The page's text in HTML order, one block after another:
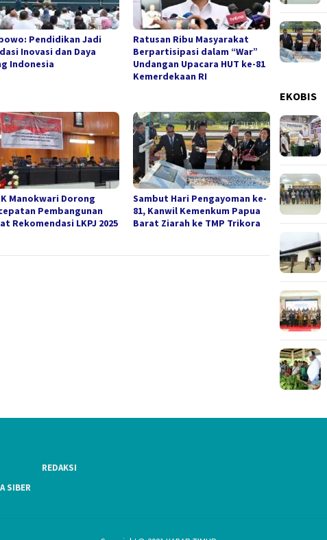
Pendidikan Jadi
Inovasi dan Daya
Indonesia
Ratusan Ribu Masyarakat
Berpartisipasi dalam “War”
Undangan Upacara HUT ke-81
Kemerdekaan RI
Manokwari Dorong
Pembangunan
Rekomendasi LKPJ 2025
Sambut Hari Pengayoman ke-
81, Kanwil Kemenkum Papua
Barat Ziarah ke TMP Trikora
EKOBIS
REDAKSI
SIBER